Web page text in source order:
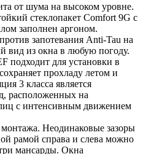
от шума на высоком уровне.
стеклопакет Comfort 9G с
заполнен аргоном.
запотевания Anti-Tau на
вид из окна в любую погоду.
подходит для установки в
прохладу летом и
3 класса является
расположенных на
с интенсивным движением
Неодинаковые зазоры
рамой справа и слева можно
мансарды. Окна